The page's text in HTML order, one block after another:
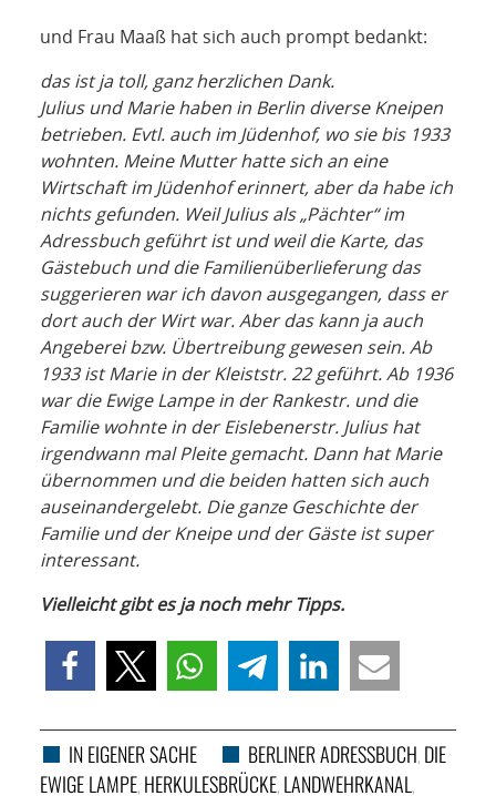
und Frau Maaß hat sich auch prompt bedankt:
das ist ja toll, ganz herzlichen Dank.
Julius und Marie haben in Berlin diverse Kneipen
betrieben. Evtl. auch im Jüdenhof, wo sie bis 1933
wohnten. Meine Mutter hatte sich an eine
Wirtschaft im Jüdenhof erinnert, aber da habe ich
nichts gefunden. Weil Julius als „Pächter“ im
Adressbuch geführt ist und weil die Karte, das
Gästebuch und die Familienüberlieferung das
suggerieren war ich davon ausgegangen, dass er
dort auch der Wirt war. Aber das kann ja auch
Angeberei bzw. Übertreibung gewesen sein. Ab
1933 ist Marie in der Kleiststr. 22 geführt. Ab 1936
war die Ewige Lampe in der Rankestr. und die
Familie wohnte in der Eislebenerstr. Julius hat
irgendwann mal Pleite gemacht. Dann hat Marie
übernommen und die beiden hatten sich auch
auseinandergelebt. Die ganze Geschichte der
Familie und der Kneipe und der Gäste ist super
interessant.
Vielleicht gibt es ja noch mehr Tipps.
IN EIGENER SACHE BERLINER ADRESSBUCH, DIE
EWIGE LAMPE, HERKULESBRÜCKE, LANDWEHRKANAL ,